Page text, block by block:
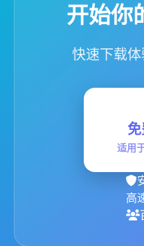
开始你
快速下载
适用
高